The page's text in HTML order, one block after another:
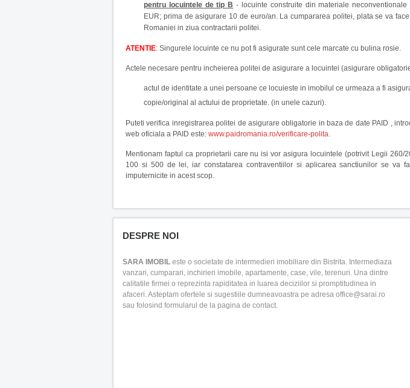
pentru locuintele de tip B - locuinte construite din materiale
EUR; prima de asigurare 10 de euro/an. La cumpararea politei, plata se va
Romaniei in ziua contractarii politei.
ATENTIE: Singurele locuinte ce nu pot fi asigurate sunt cele marcate cu bulina rosie.
Actele necesare pentru incheierea politei de asigurare a locuintei (asigurare
actul de identitate a unei persoane ce locuieste in imobilul ce urmeaza a fi
copie/original al actului de proprietate. (in unele cazuri).
Puteti verifica inregistrarea politei de asigurare obligatorie in baza de date PAID ,
web oficiala a PAID este: www.paidromania.ro/verificare-polita.
Mentionam faptul ca proprietarii care nu isi vor asigura locuintele (potrivit Legii 260/
100 si 500 de lei, iar constatarea contraventiilor si aplicarea sanctiunilor se va
imputernicite in acest scop.
DESPRE NOI
SARA IMOBIL este o societate de intermedieri imobiliare din Bistrita. Intermediaza
vanzari, cumparari, inchirieri imobile, apartamente, case, vile, terenuri. Una dintre
calitatile firmei o reprezinta rapiditatea in luarea deciziilor si promptitudinea in
afaceri. Asteptam ofertele si sugestiile dumneavoastra pe adresa office@sarai.ro
sau folosind formularul de la pagina de contact.